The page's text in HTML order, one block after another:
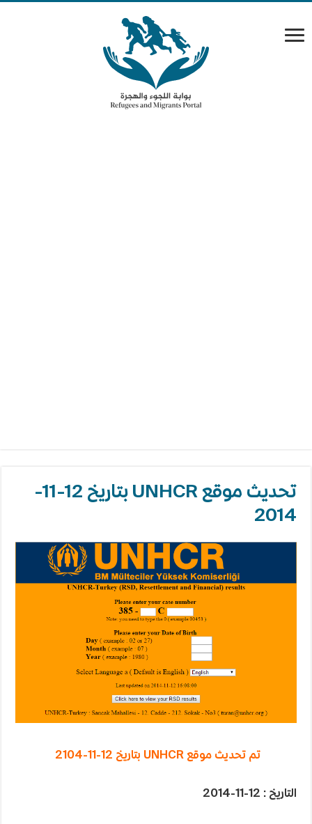
تحديث موقع UNHCR بتاريخ 12-11-
2014
تم تحديث موقع UNHCR بتاريخ 12-11-2104
التاريخ : 12-11-2014